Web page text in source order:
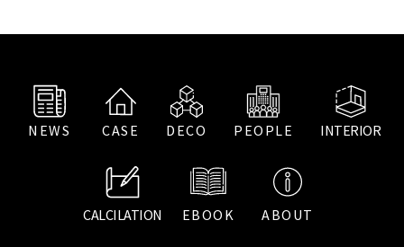
NEWS CASE DECO PEOPLE INTERIOR
CALCILATION EBOOK ABOUT